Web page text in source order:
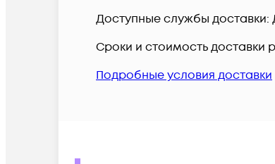
Доступные службы доставки:
Сроки и стоимость доставки
Подробные условия доставки